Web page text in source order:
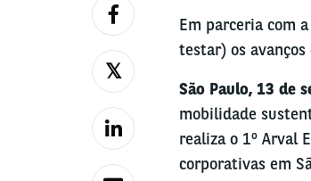
Em parceria com
testar) os
São Paulo, 13 de
mobilidade
realiza o 1º Arval
corporativas em